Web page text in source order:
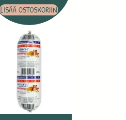
LISÄÄ OSTOSKORIIN